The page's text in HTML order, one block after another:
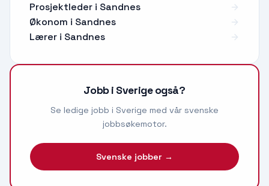
Prosjektleder i Sandnes
Økonom i Sandnes
Lærer i Sandnes
Jobb i Sverige også?
Se ledige jobb i Sverige med vår svenske
jobbsøkemotor.
Svenske jobber →